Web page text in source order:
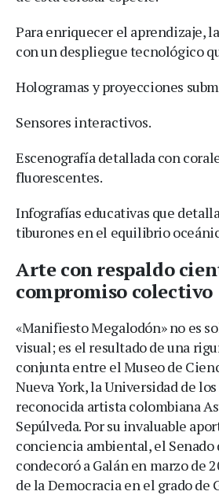
Para enriquecer el aprendizaje,
con un despliegue tecnológico
Hologramas y proyecciones
Sensores interactivos.
Escenografía detallada con
fluorescentes.
Infografías educativas que
tiburones en el equilibrio
Arte con respaldo
compromiso colectivo
«Manifiesto Megalodón» no es
visual; es el resultado de una
conjunta entre el Museo de
Nueva York, la Universidad de
reconocida artista colombiana
Sepúlveda. Por su invaluable
conciencia ambiental, el Senado
condecoró a Galán en marzo de
de la Democracia en el grado de